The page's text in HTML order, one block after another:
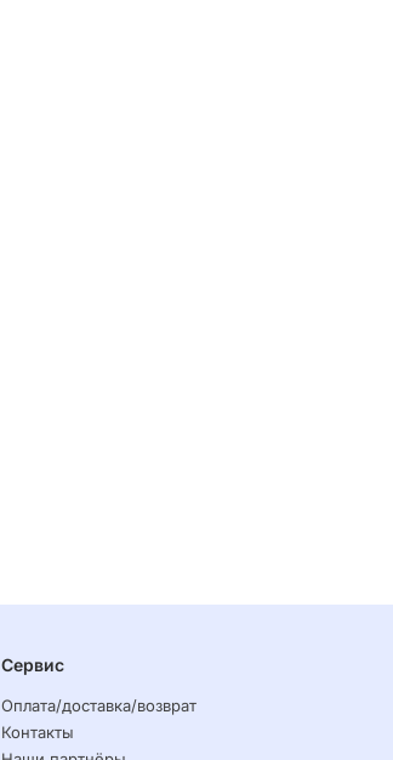
Сервис
Оплата/доставка/возврат
Контакты